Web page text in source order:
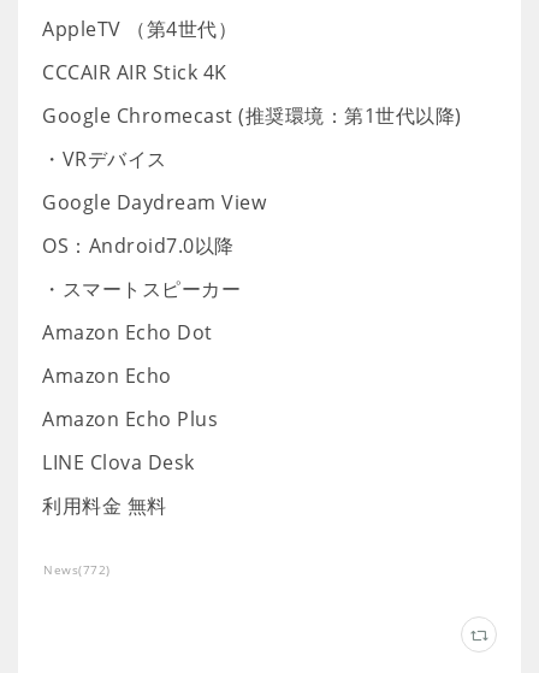
AppleTV （第4世代）
CCCAIR AIR Stick 4K
Google Chromecast (推奨環境：第1世代以降)
・VRデバイス
Google Daydream View
OS：Android7.0以降
・スマートスピーカー
Amazon Echo Dot
Amazon Echo
Amazon Echo Plus
LINE Clova Desk
利用料金 無料
News(772)